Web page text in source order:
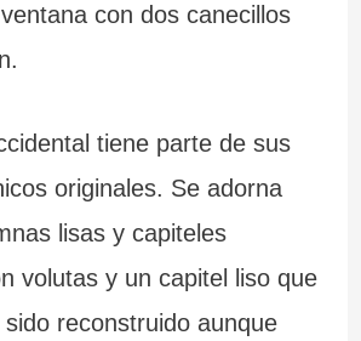
con dos canecillos
tiene parte de sus
originales. Se adorna
lisas y capiteles
volutas y un capitel liso que
reconstruido aunque